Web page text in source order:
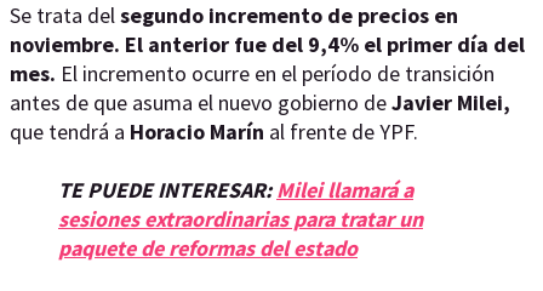
Se trata delsegundo incremento de precios en
noviembre. El anterior fue del 9,4% el primer día del
mes. El incremento ocurre en el período de transición
antes de que asuma el nuevo gobierno deJavier Milei,
que tendrá a Horacio Marín al frente de YPF.
TE PUEDE INTERESAR:Milei llamará a
sesiones extraordinarias para tratar un
paquete de reformas del estado